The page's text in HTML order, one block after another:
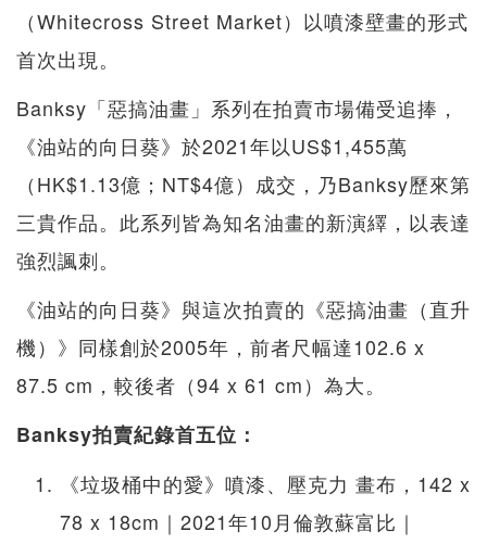
（Whitecross Street Market）以噴漆壁畫的形式
首次出現。
Banksy「惡搞油畫」系列在拍賣市場備受追捧，
《油站的向日葵》於2021年以US$1,455萬
（HK$1.13億；NT$4億）成交，乃Banksy歷來第
三貴作品。此系列皆為知名油畫的新演繹，以表達
強烈諷刺。
《油站的向日葵》與這次拍賣的《惡搞油畫（直升
機）》同樣創於2005年，前者尺幅達102.6 x
87.5 cm，較後者（94 x 61 cm）為大。
Banksy拍賣紀錄首五位：
《垃圾桶中的愛》噴漆、壓克力 畫布，142 x
78 x 18cm｜2021年10月倫敦蘇富比｜